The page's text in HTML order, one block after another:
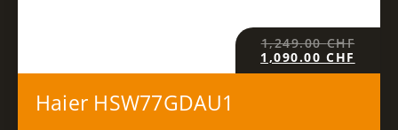
1,249.00CHF
1,090.00CHF
Haier HSW77GDAU1